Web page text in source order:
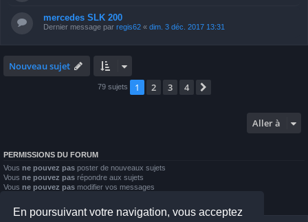
En poursuivant votre navigation, vous acceptez
mercedes SLK 200
Dernier message par regis62 « dim. 3 déc. 2017 13:31
Nouveau sujet
79 sujets 1 2 3 4
Aller à
PERMISSIONS DU FORUM
Vous ne pouvez pas poster de nouveaux sujets
Vous ne pouvez pas répondre aux sujets
Vous ne pouvez pas modifier vos messages
Vous
ne pouvez pas joindre des fichiers